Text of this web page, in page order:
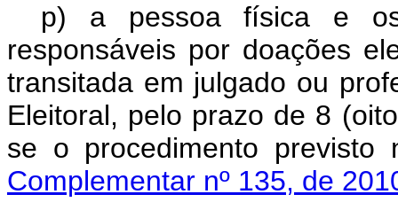
p) a pessoa física e
responsáveis por doações
transitada em julgado ou
Eleitoral, pelo prazo de 8
se o procedimento
Complementar nº 135, de